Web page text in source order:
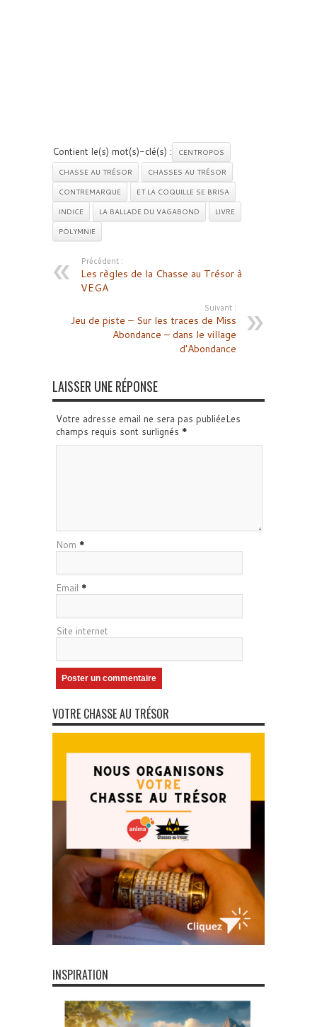
Contient le(s) mot(s)-clé(s) :
CENTROPOS
CHASSE AU TRÉSOR
CHASSES AU TRÉSOR
CONTREMARQUE
ET LA COQUILLE SE BRISA
INDICE
LA BALLADE DU VAGABOND
LIVRE
POLYMNIE
Précédent :
Les règles de la Chasse au Trésor à
VEGA
Suivant :
Jeu de piste – Sur les traces de Miss
Abondance – dans le village
d’Abondance
LAISSER UNE RÉPONSE
Votre adresse email ne sera pas publiéeLes
champs requis sont surlignés *
Nom *
Email *
Site internet
VOTRE CHASSE AU TRÉSOR
INSPIRATION